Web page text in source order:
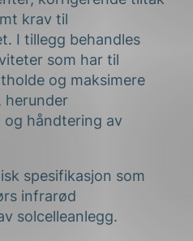
krav til
I tillegg behandles
som har til
og maksimere
herunder
og håndtering av
spesifikasjon som
infrarød
solcelleanlegg.